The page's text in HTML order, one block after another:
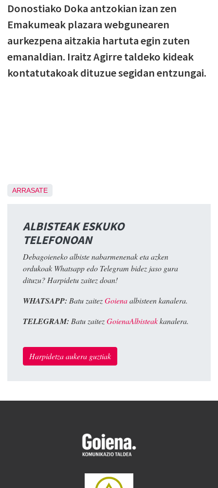
Donostiako Doka antzokian izan zen
Emakumeak plazara webgunearen
aurkezpena aitzakia hartuta egin zuten
emanaldian. Iraitz Agirre taldeko kideak
kontatutakoak dituzue segidan entzungai.
ARRASATE
ALBISTEAK ESKUKO
TELEFONOAN
Debagoieneko albiste nabarmenenak eta azken
ordukoak Whatsapp edo Telegram bidez jaso gura
dituzu? Harpidetu zaitez doan!
WHATSAPP: Batu zaitezGoienaalbisteen kanalera.
TELEGRAM: Batu zaitezGoienaAlbisteakkanalera.
Harpidetza aukera guztiak